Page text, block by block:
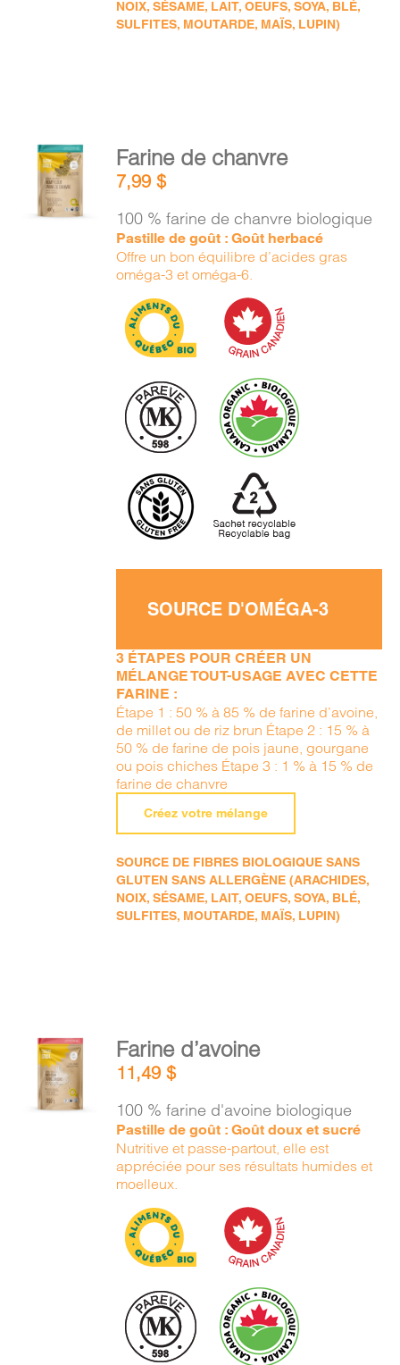
NOIX, SÉSAME, LAIT, OEUFS, SOYA, BLÉ,
SULFITES, MOUTARDE, MAÏS, LUPIN)
AJOUTER
AU
PANIER
/
Farine de chanvre
7,99$
100 % farine de chanvre biologique
Pastille de goût : Goût herbacé
Offre un bon équilibre d’acides gras
oméga-3 et oméga-6.
SOURCE D'OMÉGA-3
3 ÉTAPES POUR CRÉER UN
MÉLANGE TOUT-USAGE AVEC CETTE
FARINE :
Étape 1 : 50 % à 85 % de farine d’avoine,
de millet ou de riz brun Étape 2 : 15 % à
50 % de farine de pois jaune, gourgane
ou pois chiches Étape 3 : 1 % à 15 % de
farine de chanvre
Créez votre mélange
SOURCE DE FIBRES BIOLOGIQUE SANS
GLUTEN SANS ALLERGÈNE (ARACHIDES,
NOIX, SÉSAME, LAIT, OEUFS, SOYA, BLÉ,
SULFITES, MOUTARDE, MAÏS, LUPIN)
AJOUTER
AU
PANIER
DÉTAILS
Farine d’avoine
11,49$
100 % farine d'avoine biologique
Pastille de goût : Goût doux et sucré
Nutritive et passe-partout, elle est
appréciée pour ses résultats humides et
moelleux.